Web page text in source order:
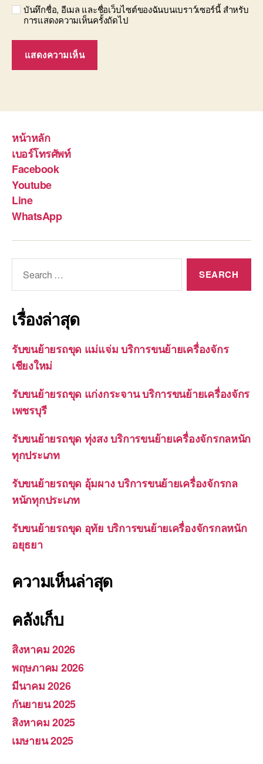
บันทึกชื่อ, อีเมล และชื่อเว็บไซต์ของฉันบนเบราว์เซอร์นี้ สำหรับ
การแสดงความเห็นครั้งถัดไป
หน้าหลัก
เบอร์โทรศัพท์
Facebook
Youtube
Line
WhatsApp
เรื่องล่าสุด
รับขนย้ายรถขุด แม่แจ่ม บริการขนย้ายเครื่องจักร
เชียงใหม่
รับขนย้ายรถขุด แก่งกระจาน บริการขนย้ายเครื่องจักร
เพชรบุรี
รับขนย้ายรถขุด ทุ่งสง บริการขนย้ายเครื่องจักรกลหนัก
ทุกประเภท
รับขนย้ายรถขุด อุ้มผาง บริการขนย้ายเครื่องจักรกล
หนักทุกประเภท
รับขนย้ายรถขุด อุทัย บริการขนย้ายเครื่องจักรกลหนัก
อยุธยา
ความเห็นล่าสุด
คลังเก็บ
สิงหาคม 2026
พฤษภาคม 2026
มีนาคม 2026
กันยายน 2025
สิงหาคม 2025
เมษายน 2025